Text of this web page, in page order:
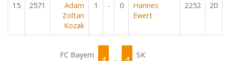
15 2571
Adam
Zoltan
Kozak
1 - 0
Hannes
Ewert
2252 20
FC Bayern
SK